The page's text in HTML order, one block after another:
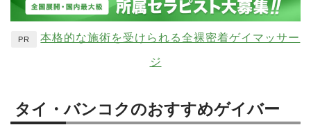
PR 本格的な施術を受けられる全裸密着ゲイマッサー
ジ
タイ・バンコクのおすすめゲイバー